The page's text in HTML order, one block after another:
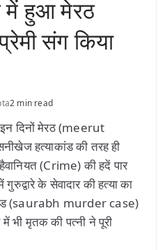
में हुआ मेरठ
संग किया
2 min read
में इन दिनों मेरठ (meerut
हत्याकांड की तरह ही
(Crime) की हदें पार
गुरुद्वारे के सेवादार की हत्या का
(saurabh murder case)
भी मृतक की पत्नी ने पूरी